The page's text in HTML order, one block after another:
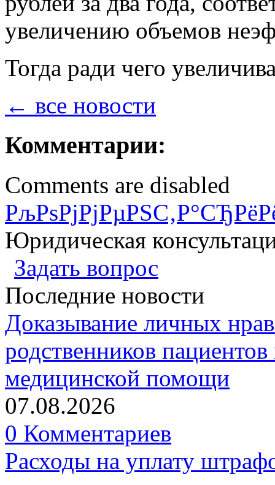
увеличению объемов
Тогда ради чего
← все новости
Комментарии:
Comments are disabled
Юридическая
Задать вопрос
Последние новости
Доказывание личных
родственников
медицинской помощи
07.08.2026
0 Комментариев
Расходы на уплату